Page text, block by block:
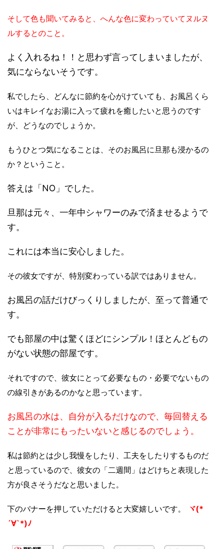
そして色も聞いてみると、へんな色に変わっていてヌルヌ
ルするとのこと。
よく入れるね！！と思わず言ってしまいましたが、
気にならないそうです。
私でしたら、どんなに節約を心がけていても、お風呂くら
いはキレイなお湯に入って疲れを癒したいと思うのです
が、どうなのでしょうか。
もうひとつ気になることは、そのお風呂に旦那も浸かるの
か？ということ。
答えは「NO」でした。
旦那は元々、一年中シャワーのみで済ませるようで
す。
これには本当に安心しました。
その彼女ですが、特別変わっている訳ではありません。
お風呂の話だけびっくりしましたが、至って普通で
す。
でも部屋の中は驚くほどにシンプル！ほとんどもの
がない状態の部屋です。
それですので、彼女にとって必要なもの・必要でないもの
の線引きがあるのかなと思っています。
お風呂の水は、自分が入るだけなので、毎回替える
ことが非常にもったいないと感じるのでしょう。
私は節約とは少し我慢をしたり、工夫をしたりするものだ
と思っているので、彼女の「二週間」はどけちと表現した
方が良さそうだなと思いました。
下のバナーを押していただけると大変嬉しいです。
ヾ(*
´∀`*)ﾉ